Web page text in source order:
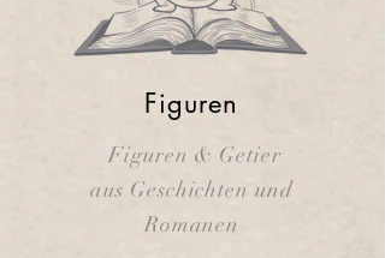
Figuren
Figuren & Getier
aus Geschichten und
Romanen